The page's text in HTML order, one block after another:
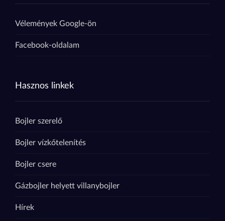
Vélemények Google-ön
Facebook-oldalam
Hasznos linkek
Bojler szerelő
Bojler vízkőtelenítés
Bojler csere
Gázbojler helyett villanybojler
Hírek